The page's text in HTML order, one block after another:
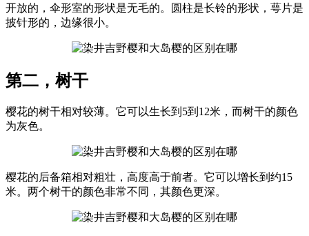
开放的，伞形室的形状是无毛的。圆柱是长铃的形状，萼片是
披针形的，边缘很小。
第二，树干
樱花的树干相对较薄。它可以生长到5到12米，而树干的颜色
为灰色。
樱花的后备箱相对粗壮，高度高于前者。它可以增长到约15
米。两个树干的颜色非常不同，其颜色更深。